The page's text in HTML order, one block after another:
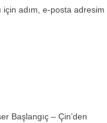
için adım, e-posta adresim
Başlangıç – Çin’den